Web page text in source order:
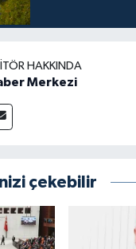
HAKKINDA
Merkezi
çekebilir